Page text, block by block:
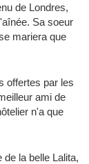
de Londres,
Sa soeur
mariera que
offertes par les
ami de
n'a que
la belle Lalita,